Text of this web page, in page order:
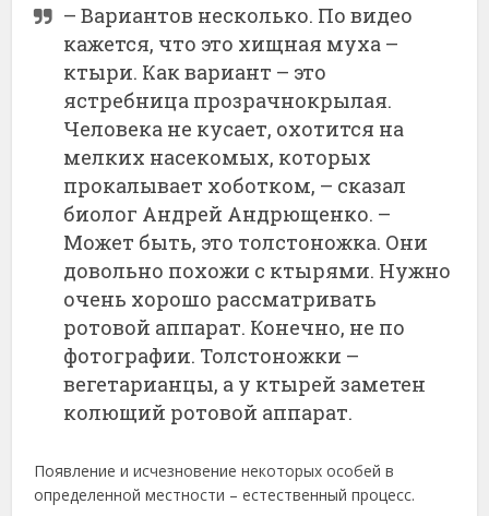
– Вариантов несколько. По видео
кажется, что это хищная муха –
ктыри. Как вариант – это
ястребница прозрачнокрылая.
Человека не кусает, охотится на
мелких насекомых, которых
прокалывает хоботком, – сказал
биолог Андрей Андрющенко. –
Может быть, это толстоножка. Они
довольно похожи с ктырями. Нужно
очень хорошо рассматривать
ротовой аппарат. Конечно, не по
фотографии. Толстоножки –
вегетарианцы, а у ктырей заметен
колющий ротовой аппарат.
Появление и исчезновение некоторых особей в
определенной местности – естественный процесс.